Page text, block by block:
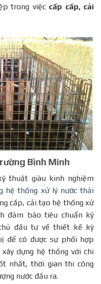
trong việc cấp cấp, cải
Bình Minh
thuật giàu kinh nghiệm
hệ thống xử lý nước thải
cấp, cải tạo hệ thống xử
đảm bảo tiêu chuẩn kỹ
đầu tư về thiết kế kỹ
để có được sự phối hợp
dựng hệ thống với chi
nhất, thời gian thi công
nước đầu ra.